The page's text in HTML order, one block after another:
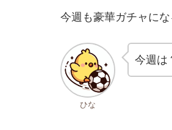
今週も豪華ガチャに
ひな
今週は